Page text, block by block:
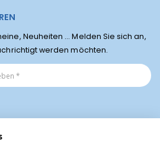
Neuheiten ... Melden Sie sich an,
werden möchten.